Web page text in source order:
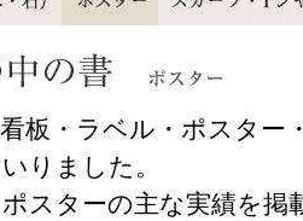
板・ラベル・ポスター
りました。
スターの主な実績を掲